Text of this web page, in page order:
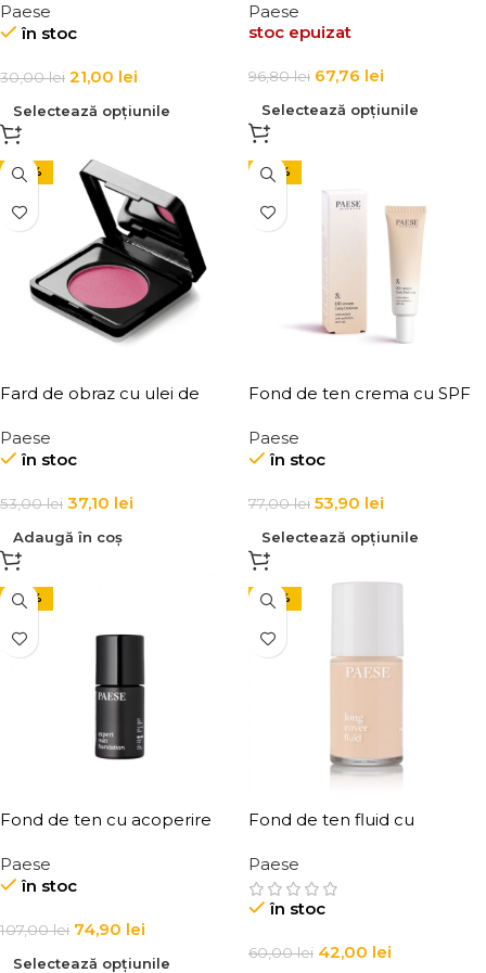
Brightening Concealer 6 ml
Paese
în stoc
30,00lei 21,00 lei
Selectează opțiunile
Paese
stoc epuizat
96,80lei 67,76 lei
Selectează opțiunile
-30%
Fard de obraz cu ulei de
Paese
în stoc
53,00lei 37,10 lei
Adaugă în coș
-30%
Fond de ten crema cu SPF
Paese
în stoc
77,00lei 53,90 lei
Selectează opțiunile
-30%
Fond de ten cu acoperire
Foundation 30 ml
Paese
în stoc
107,00lei 74,90 lei
Selectează opțiunile
-30%
Fond de ten fluid cu
Cover Fluid Foundation 30
ml
Paese
în stoc
60,00lei 42,00 lei